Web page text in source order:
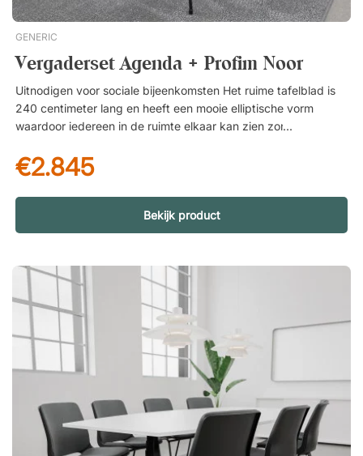
top! Bevordert afwisselende zithoudingen. Complete set met 6
GENERIC
Vergaderset Agenda + Profim Noor
Uitnodigen voor sociale bijeenkomsten Het ruime tafelblad is
240 centimeter lang en heeft een mooie elliptische vorm
waardoor iedereen in de ruimte elkaar kan zien zonder zich
het ook gemakkelijk om er een paar extra stoelen in te
proppen als dat nodig is. Stabiele en duurzame tafel Het 2,5
centimeter dikke tafelblad heeft een duurzaam laminaat dat
verkrijgbaar is in verschillende stijlvolle afwerkingen. De
stevige T-vormige poten zijn perfect onder de vergadertafel
om de vergaderstoelen te plaatsen zonder dat de poten in de
weg zitten. Ze hebben ook verstelbare poten waarmee u de
tafel kunt aanpassen als de vloer ongelijk is. Eenvoudige
reiniging met laminaatblad Het tafelblad is bedekt met
hogedruklaminaat (HPL), een duurzaam, vlek- en
lichtbestendig materiaal. Het duurzame tafelblad is eenvoudig
af te nemen met een vochtige doek, zodat u vetvlekken,
kruimels en gemorste koffie na een vergadering snel en
efficiënt kunt verwijderen. Comfortabele en stijlvolle
conferentiestoel met gestoffeerde zitting De Noor 6050S is
een uitstekende conferentiestoel met een uitstekend
€2.845
Bekijk product